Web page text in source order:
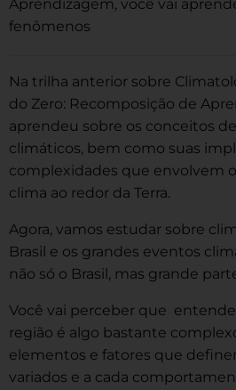
Aprendizagem, você vai
fenômenos
Na trilha anterior sobre
do Zero: Recomposição de
aprendeu sobre os conceitos
climáticos, bem como suas
complexidades que envolvem
clima ao redor da Terra.
Agora, vamos estudar sobre
Brasil e os grandes eventos
não só o Brasil, mas grande
Você vai perceber que
região é algo bastante
elementos e fatores que
variados e a cada